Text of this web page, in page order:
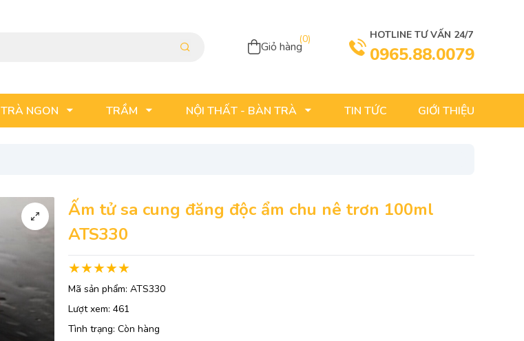
Giỏ hàng
(0) HOTLINE TƯ VẤN 24/7
0965.88.0079
TRÀ NGON TRẦM NỘI THẤT - BÀN TRÀ TIN TỨC GIỚI THIỆU
Ấm tử sa cung đăng độc ẩm chu nê trơn 100ml
ATS330
Mã sản phẩm: ATS330
Lượt xem: 461
Tình trạng: Còn hàng